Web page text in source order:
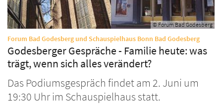
© Forum Bad Godesberg
Forum Bad Godesberg und Schauspielhaus Bonn Bad Godesberg:
Godesberger Gespräche - Familie heute: was
trägt, wenn sich alles verändert?
Das Podiumsgespräch findet am 2. Juni um
19:30 Uhr im Schauspielhaus statt.